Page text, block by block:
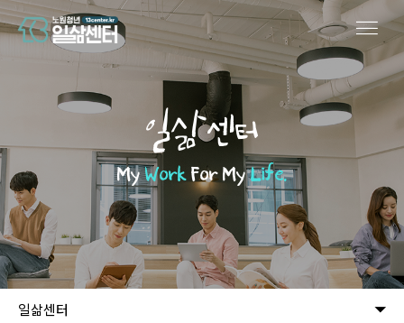
일삶센터
MyWorkFor MyLife.
일삶센터